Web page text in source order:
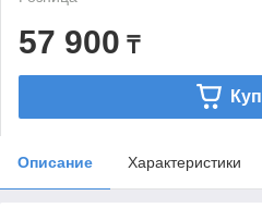
57 900 ₸
Описание Характеристики